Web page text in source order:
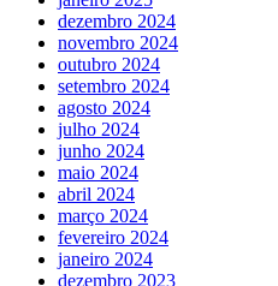
dezembro 2024
novembro 2024
outubro 2024
setembro 2024
agosto 2024
julho 2024
junho 2024
maio 2024
abril 2024
março 2024
fevereiro 2024
janeiro 2024
dezembro 2023